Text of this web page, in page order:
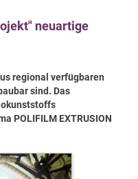
neuartige
regional verfügbaren
sind. Das
POLIFILM EXTRUSION